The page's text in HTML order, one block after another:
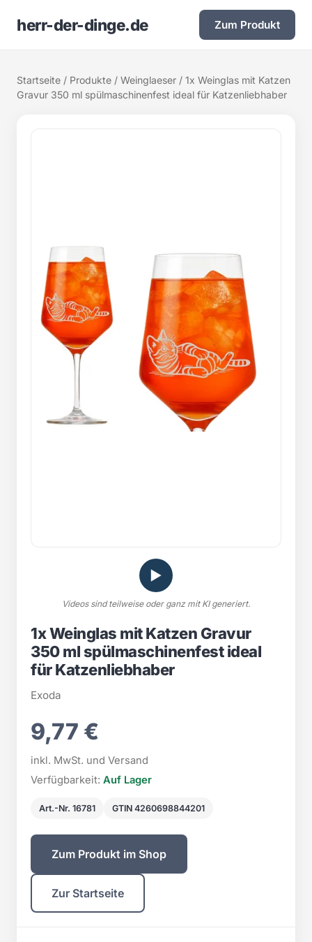
herr-der-dinge.de Zum Produkt
Startseite / Produkte / Weinglaeser / 1x Weinglas mit Katzen
Gravur 350 ml spülmaschinenfest ideal für Katzenliebhaber
▶
Videos sind teilweise oder ganz mit KI generiert.
1x Weinglas mit Katzen Gravur
350 ml spülmaschinenfest ideal
für Katzenliebhaber
Exoda
9,77 €
inkl. MwSt. und Versand
Verfügbarkeit: Auf Lager
Art.-Nr. 16781 GTIN 4260698844201
Zum Produkt im Shop
Zur Startseite